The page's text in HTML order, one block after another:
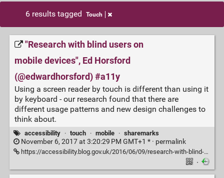
6 results tagged Touch
"Research with blind users on
mobile devices", Ed Horsford
(@edwardhorsford) #a11y
Using a screen reader by touch is different than using it
by keyboard - our research found that there are
different usage patterns and new design challenges to
think about.
accessibility · touch · mobile · sharemarks
November 6, 2017 at 3:20:29 PM GMT+1 * · permalink
https://accessibility.blog.gov.uk/2016/06/09/research-with-blind-users-on-mobile-devices/
·